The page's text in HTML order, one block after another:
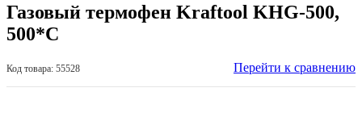
Газовый термофен Kraftool KHG-500,
500*С
Код товара: 55528 Перейти к сравнению